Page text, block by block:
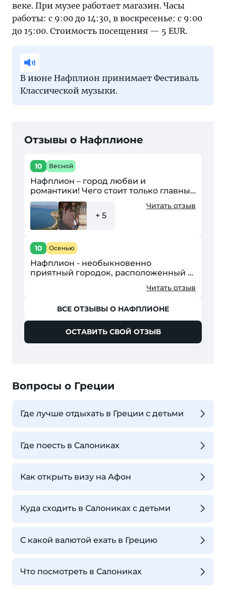
веке. При музее работает магазин. Часы
работы: с 9:00 до 14:30, в воскресенье: с 9:00
до 15:00. Стоимость посещения — 5 EUR.
В июне Нафплион принимает Фестиваль
Классической музыки.
Отзывы о Нафплионе
10 Весной
Нафплион – город любви и
романтики! Чего стоит только главный
пляж «Арбанитья», который
расположился на возвышении города
у скал и замков. Пляж из нежно...
+ 5
Читать отзыв
10 Осенью
Нафплион - необыкновенно
приятный городок, расположенный в
моря. Исторический центр построен в
Читать отзыв
ВСЕ ОТЗЫВЫ О НАФПЛИОНЕ
ОСТАВИТЬ СВОЙ ОТЗЫВ
Вопросы о Греции
Где лучше отдыхать в Греции с детьми
Где поесть в Салониках
Как открыть визу на Афон
Куда сходить в Салониках с детьми
С какой валютой ехать в Грецию
Что посмотреть в Салониках